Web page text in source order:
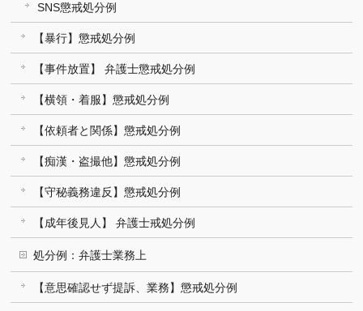
SNS懲戒処分例
【暴行】懲戒処分例
【事件放置】 弁護士懲戒処分例
【横領・着服】懲戒処分例
【依頼者と関係】懲戒処分例
【痴漢・盗撮他】懲戒処分例
【守秘義務違反】懲戒処分例
【成年後見人】 弁護士戒処分例
処分例：弁護士業務上
【意思確認せず提訴、業務】懲戒処分例